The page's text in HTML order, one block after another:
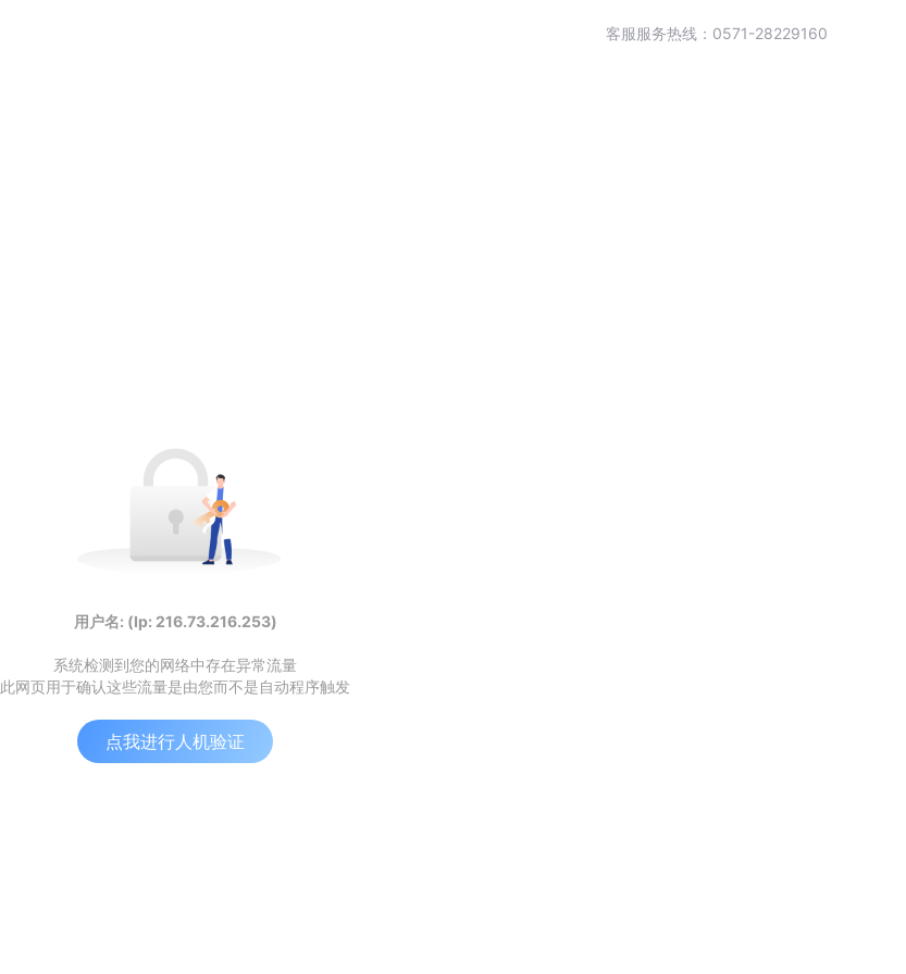
客服服务热线：0571-28229160
用户名: (Ip: 216.73.216.253)
系统检测到您的网络中存在异常流量
此网页用于确认这些流量是由您而不是自动程序触发
点我进行人机验证